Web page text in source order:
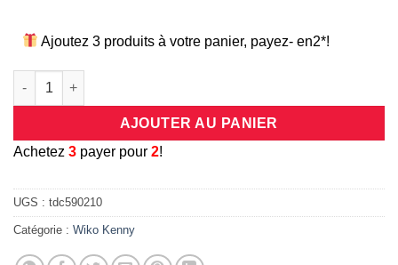
Ajoutez 3 produits à votre panier, payez- en2*!
quantité de Coque universelle antichocs silicone/cuir beige
AJOUTER AU PANIER
Achetez 3 payer pour 2!
UGS : tdc590210
Catégorie : Wiko Kenny